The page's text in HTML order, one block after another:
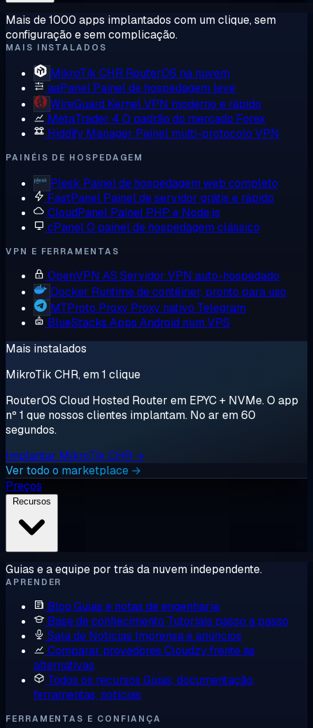
Mais de 1000 apps implantados com um clique, sem
configuração e sem complicação.
MAIS INSTALADOS
MikroTik CHR RouterOS na nuvem
aaPanel Painel de hospedagem leve
WireGuard Kernel VPN moderno e rápido
MetaTrader 4 O padrão do mercado Forex
Hiddify Manager Painel multi-protocolo VPN
PAINÉIS DE HOSPEDAGEM
Plesk Painel de hospedagem web completo
FastPanel Painel de servidor grátis e rápido
CloudPanel Painel PHP e Node.js
cPanelO painel de hospedagem clássico
VPN E FERRAMENTAS
OpenVPN AS Servidor VPN auto-hospedado
Docker Runtime de contêiner, pronto para uso
MTProto Proxy Proxy nativo Telegram
BlueStacks Apps Android num VPS
Mais instalados
MikroTik CHR, em 1 clique
RouterOS Cloud Hosted Router em EPYC + NVMe. O app
nº 1 que nossos clientes implantam. No ar em 60
segundos.
Implantar MikroTik CHR →
Ver todo o marketplace →
Preços
Guias e a equipe por trás da nuvem independente.
APRENDER
Blog Guias e notas de engenharia
Base de conhecimento Tutoriais passo a passo
Sala de Notícias Imprensa e anúncios
Comparar provedores Cloudzy frente às
alternativas
Todos os recursos Guias, documentação,
ferramentas, notícias
FERRAMENTAS E CONFIANÇA